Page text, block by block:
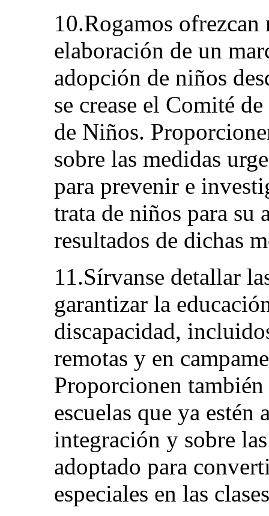
10.Rogamos ofrezcan
elaboración de un
adopción de niños
se crease el Comité
de Niños.
sobre las medidas
para prevenir e
trata de niños para su
resultados de dichas
11.Sírvanse detallar
garantizar la
discapacidad,
remotas y en
Proporcionen
escuelas que ya
integración y sobre
adoptado para
especiales en las